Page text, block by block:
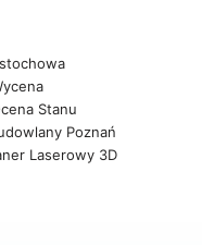
Stanu
Poznań
Laserowy 3D